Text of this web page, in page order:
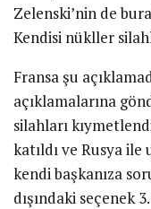
Zelenski’nin de
Kendisi nükller
Fransa şu
açıklamalarına
silahları
katıldı ve Rusya ile
kendi başkanıza
dışındaki seçenek